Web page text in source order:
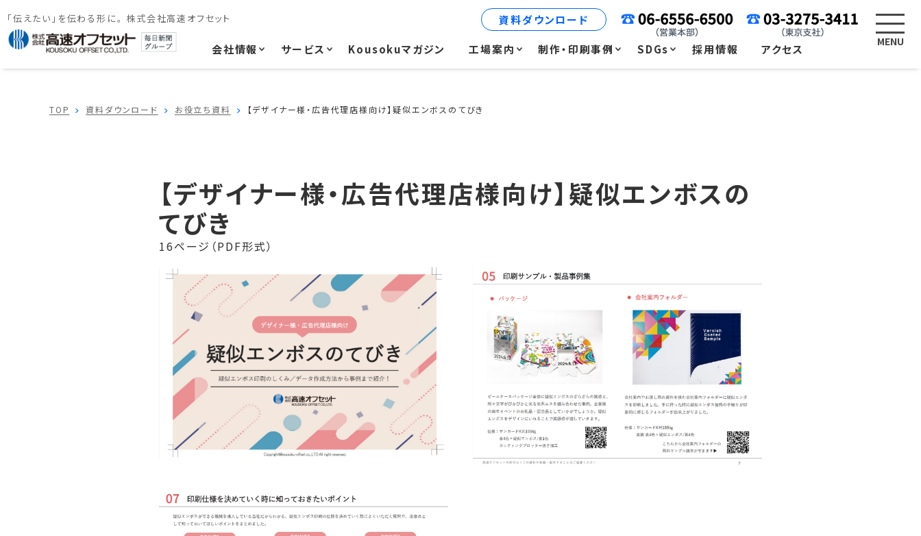
「伝えたい」を伝わる形に。 株式会社高速オフセット
会社情報 サービス Kousokuマガジン 工場案内 制作・印刷事例 SDGs 採用情報 アクセス
資料ダウンロード
TOP 資料ダウンロード お役立ち資料 【デザイナー様・広告代理店様向け】疑似エンボスのてびき
【デザイナー様・広告代理店様向け】疑似エンボスの
てびき
16ページ（PDF形式）